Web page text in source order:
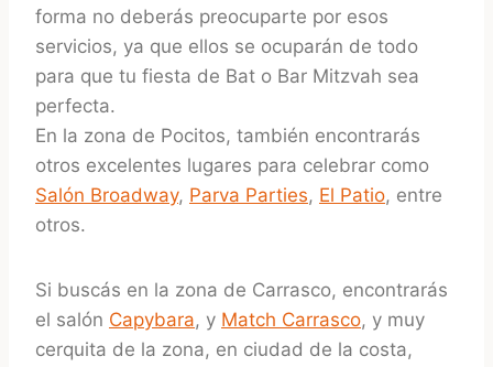
forma no deberás preocuparte por esos
servicios, ya que ellos se ocuparán de todo
para que tu fiesta de Bat o Bar Mitzvah sea
perfecta.
En la zona de Pocitos, también encontrarás
otros excelentes lugares para celebrar como
Salón Broadway, Parva Parties, El Patio, entre
otros.
Si buscás en la zona de Carrasco, encontrarás
el salón Capybara, y Match Carrasco, y muy
cerquita de la zona, en ciudad de la costa,